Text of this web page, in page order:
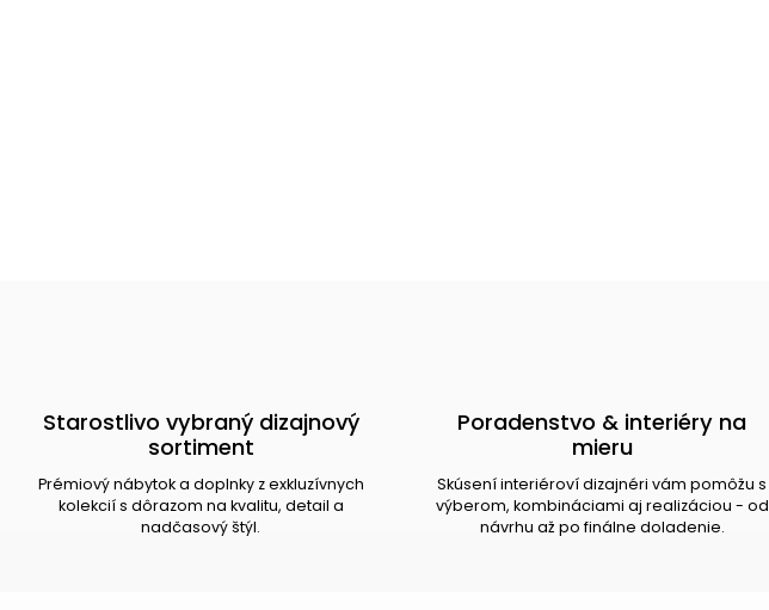
Starostlivo vybraný dizajnový
sortiment
Prémiový nábytok a doplnky z exkluzívnych
kolekcií s dôrazom na kvalitu, detail a
nadčasový štýl.
Poradenstvo & interiéry na
mieru
Skúsení interiéroví dizajnéri vám pomôžu s
výberom, kombináciami aj realizáciou - od
návrhu až po finálne doladenie.